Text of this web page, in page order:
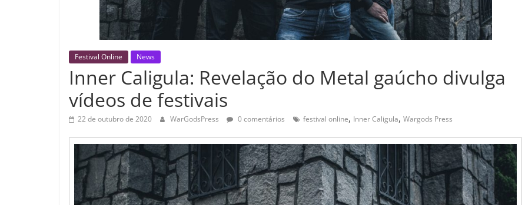
Festival Online News
Inner Caligula: Revelação do Metal gaúcho divulga
vídeos de festivais
22 de outubro de 2020 WarGodsPress 0 comentários festival online, Inner Caligula, Wargods Press